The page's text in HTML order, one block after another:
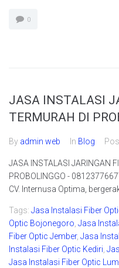
0
JASA INSTALASI
TERMURAH DI
By admin web In Blog
JASA INSTALASI JARINGAN
PROBOLINGGO -
CV. Internusa Optima,
Tags: Jasa Instalasi Fiber
Optic Bojonegoro Jasa
Fiber Optic Jember, Jasa
Instalasi Fiber Optic Kediri
Jasa Instalasi Fiber Optic